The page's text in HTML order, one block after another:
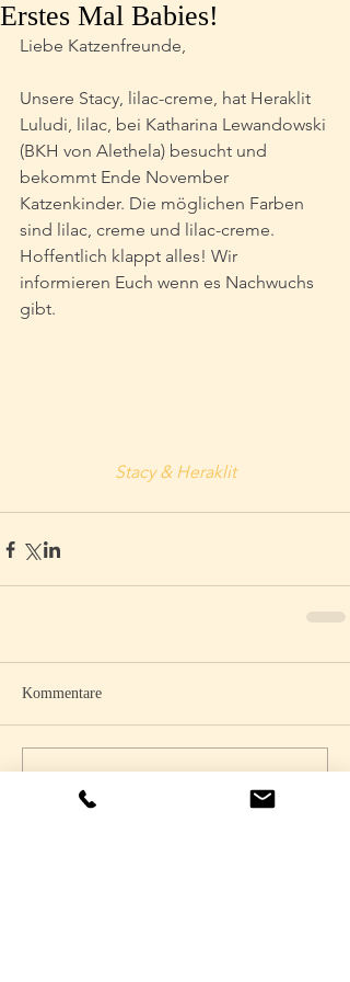
Erstes Mal Babies!
Liebe Katzenfreunde,
Unsere Stacy, lilac-creme, hat Heraklit
Luludi, lilac, bei Katharina Lewandowski
(BKH von Alethela) besucht und
bekommt Ende November
Katzenkinder. Die möglichen Farben
sind lilac, creme und lilac-creme.
Hoffentlich klappt alles! Wir
informieren Euch wenn es Nachwuchs
gibt.
Stacy & Heraklit
Kommentare